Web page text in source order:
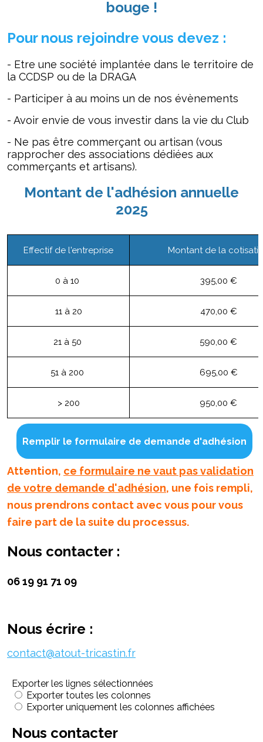
bouge !
Pour nous rejoindre vous devez :
- Etre une société implantée dans le territoire de
la CCDSP ou de la DRAGA
- Participer à au moins un de nos évènements
- Avoir envie de vous investir dans la vie du Club
- Ne pas être commerçant ou artisan (vous
rapprocher des associations dédiées aux
commerçants et artisans).
Montant de l'adhésion annuelle
2025
Effectif de l'entreprise Montant de la
0 à 10 395,00 €
11 à 20 470,00 €
21 à 50 590,00 €
51 à 200 695,00 €
> 200 950,00 €
Remplir le formulaire de demande d'adhésion
Attention, ce formulaire ne vaut pas validation
de votre demande d'adhésion, une fois rempli,
nous prendrons contact avec vous pour vous
faire part de la suite du processus.
Nous contacter :
06 19 91 71 09
Nous écrire :
contact@atout-tricastin.fr